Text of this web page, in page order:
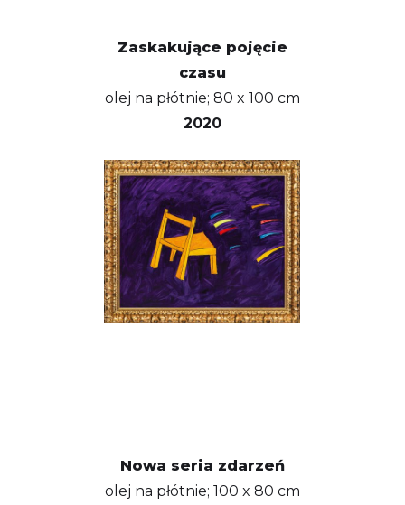
Zaskakujące pojęcie
czasu
olej na płótnie; 80 x 100 cm
2020
Nowa seria zdarzeń
olej na płótnie; 100 x 80 cm